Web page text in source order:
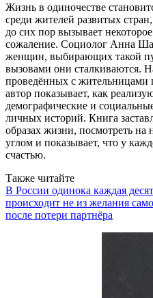
Жизнь в одиночестве
среди жителей развитых
до сих пор вызывает
сожаление. Социолог Анна
женщин, выбирающих такой
вызовами они сталкиваются.
проведённых с жительницами
автор показывает, как
демографические и
личных историй. Книга
образах жизни, посмотреть
углом и показывает, что у
счастью.
Также читайте
В России одинока каждая
происходит не из желания
после потери партнёра